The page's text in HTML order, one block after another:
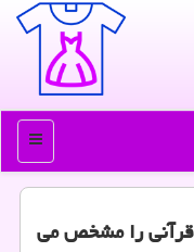
منو
قرآنی را مشخص می